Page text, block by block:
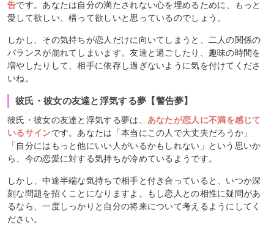
告です。あなたは自分の満たされない心を埋めるために、もっと
愛して欲しい、構って欲しいと思っているのでしょう。
しかし、その気持ちが恋人だけに向いてしまうと、二人の関係の
バランスが崩れてしまいます。友達と過ごしたり、趣味の時間を
増やしたりして、相手に依存し過ぎないように気を付けてくださ
いね。
彼氏・彼女の友達と浮気する夢【警告夢】
彼氏・彼女の友達と浮気する夢は、 あなたが恋人に不満を感じて
いるサインです。あなたは「本当にこの人で大丈夫だろうか」
「自分にはもっと他にいい人がいるかもしれない」という思いか
ら、今の恋愛に対する気持ちが冷めているようです。
しかし、中途半端な気持ちで相手と付き合っていると、いつか深
刻な問題を招くことになりますよ。もし恋人との相性に疑問があ
るなら、一度しっかりと自分の将来について考えるようにしてく
ださい。